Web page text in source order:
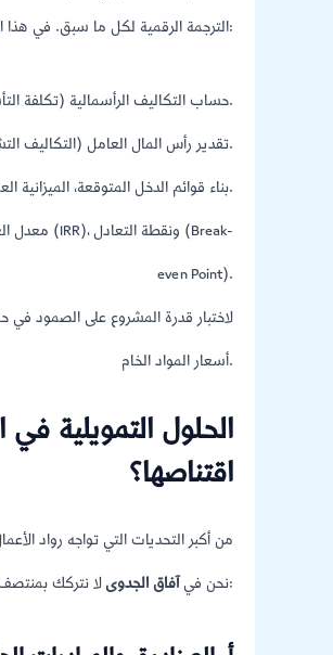
الترجمة الرقمية لكل ما سبق. في هذا القسم، يقوم خبراؤنا الماليون بـ:
حساب التكاليف الرأسمالية (تكلفة التأسيس والأصول الثابتة).
تقدير رأس المال العامل (التكاليف التشغيلية لتغطية الدورة الأولى).
بناء قوائم الدخل المتوقعة، الميزانية العمومية، وقائمة التدفقات النقدية لخمس سنوات قادمة.
even Point).
أسعار المواد الخام.
الحلول التمويلية
اقتناصها؟
من أكبر التحديات التي تواجه رواد
نحن فيآفاق الجدوى لا نتركك بمنتصف الطريق؛ بل نوجهك نحو القناة التمويلية الأنسب لطبيعة وحجم مشروعك: